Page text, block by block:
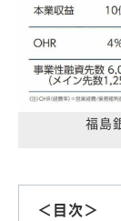
福島
＜目次＞